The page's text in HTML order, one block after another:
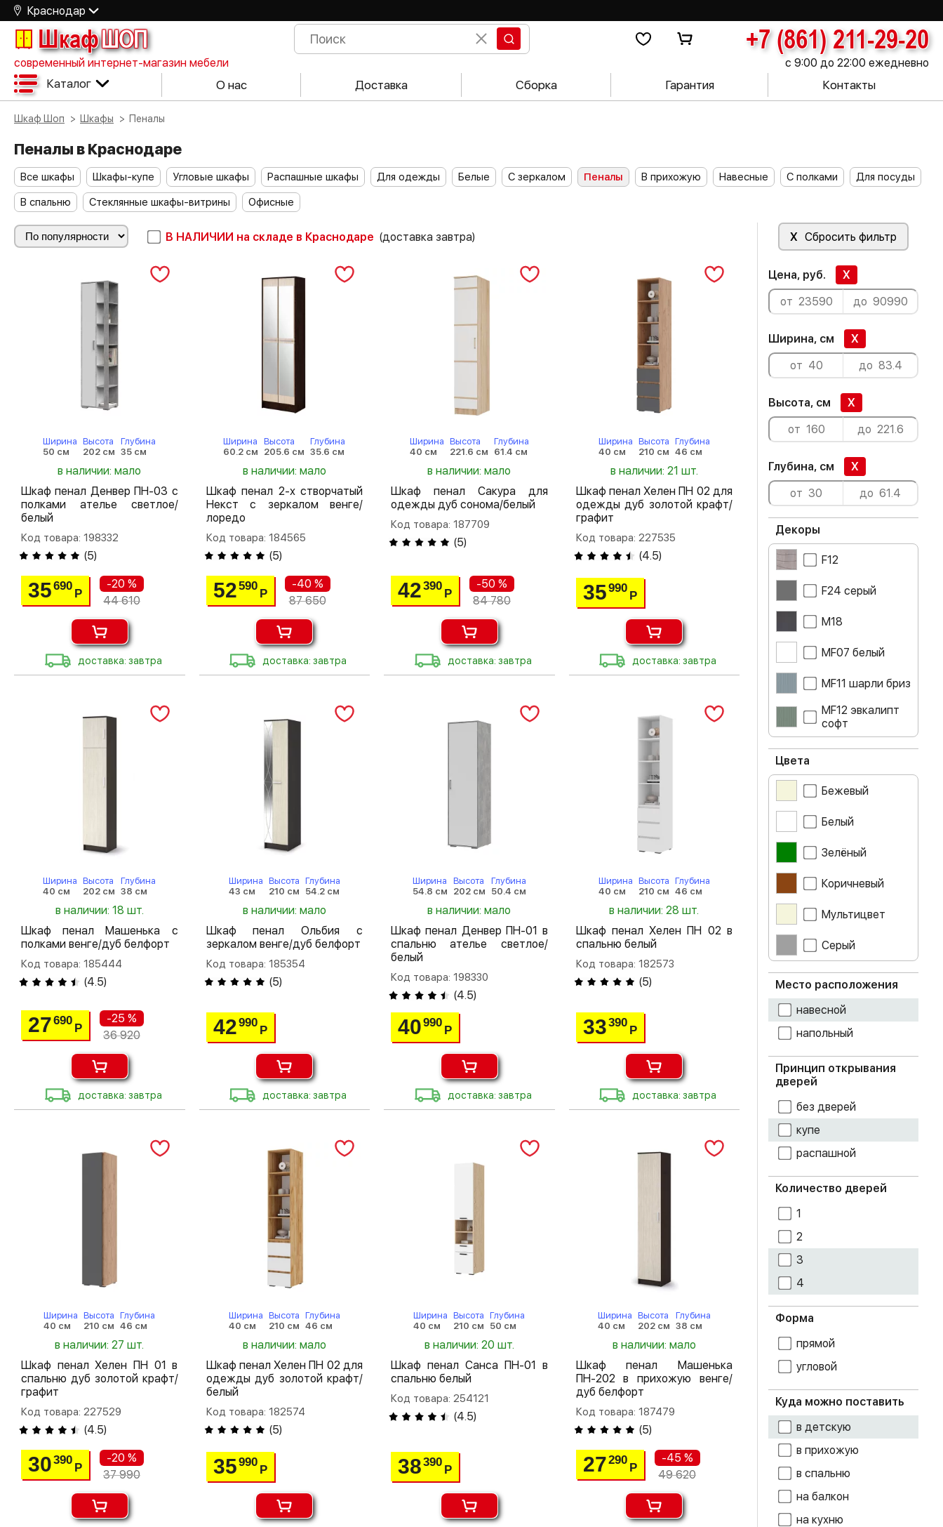
Краснодар
ШкафШОП +7 (861) 211-29-20
современный интернет-магазин мебели с 9:00 до 22:00 ежедневно
Каталог О нас Доставка Сборка Гарантия Контакты
Шкаф Шоп Шкафы Пеналы
Пеналы в Краснодаре
Все шкафы Шкафы-купе Угловые шкафы Распашные шкафы Для одежды Белые С зеркалом Пеналы В прихожую Навесные С полками
Для посуды
В спальню
Стеклянные шкафы-витрины Офисные
В НАЛИЧИИ на складе в Краснодаре (доставка завтра)
Ширина
50 см
Высота
202 см
Глубина
35 см
в наличии: мало
Шкаф пенал Денвер ПН-03 с
полками ателье светлое/
белый
Код товара: 198332
(5)
35690
Р
-20 %
44 610
доставка: завтра
Ширина
60.2 см
Высота
205.6 см
Глубина
35.6 см
в наличии: мало
Шкаф пенал 2-х створчатый
Некст с зеркалом венге/
лоредо
Код товара: 184565
(5)
52590
Р
-40 %
87 650
доставка: завтра
Ширина
40 см
Высота
221.6 см
Глубина
61.4 см
в наличии: мало
Шкаф пенал Сакура для
одежды дуб сонома/белый
Код товара: 187709
(5)
42390
Р
-50 %
84 780
доставка: завтра
Ширина
40 см
Высота
210 см
Глубина
46 см
в наличии: 21 шт.
Шкаф пенал Хелен ПН 02 для
одежды дуб золотой крафт/
графит
Код товара: 227535
(4.5)
35990
Р
доставка: завтра
Ширина
40 см
Высота
202 см
Глубина
38 см
в наличии: 18 шт.
Шкаф пенал Машенька с
полками венге/дуб белфорт
Код товара: 185444
(4.5)
27690
Р
-25 %
36 920
доставка: завтра
Ширина
43 см
Высота
210 см
Глубина
54.2 см
в наличии: мало
Шкаф пенал Ольбия с
зеркалом венге/дуб белфорт
Код товара: 185354
(5)
42990
Р
доставка: завтра
Ширина
54.8 см
Высота
202 см
Глубина
50.4 см
в наличии: мало
Шкаф пенал Денвер ПН-01 в
спальню ателье светлое/
белый
Код товара: 198330
(4.5)
40990
Р
доставка: завтра
Ширина
40 см
Высота
210 см
Глубина
46 см
в наличии: 28 шт.
Шкаф пенал Хелен ПН 02 в
спальню белый
Код товара: 182573
(5)
33390
Р
доставка: завтра
Ширина
40 см
Высота
210 см
Глубина
46 см
в наличии: 27 шт.
Шкаф пенал Хелен ПН 01 в
спальню дуб золотой крафт/
графит
Код товара: 227529
(4.5)
30390
Р
-20 %
37 990
Ширина
40 см
Высота
210 см
Глубина
46 см
в наличии: мало
Шкаф пенал Хелен ПН 02 для
одежды дуб золотой крафт/
белый
Код товара: 182574
(5)
35990
Р
Ширина
40 см
Высота
210 см
Глубина
50 см
в наличии: 20 шт.
Шкаф пенал Санса ПН-01 в
спальню белый
Код товара: 254121
(4.5)
38390
Р
Ширина
40 см
Высота
202 см
Глубина
38 см
в наличии: мало
Шкаф пенал Машенька
ПН-202 в прихожую венге/
дуб белфорт
Код товара: 187479
(5)
27290
Р
-45 %
49 620
X Сбросить фильтр
Цена, руб. X
Ширина, см X
Высота, см X
Глубина, см X
Декоры
F12
F24 серый
M18
MF07 белый
MF11 шарли бриз
MF12 эвкалипт
софт
MF14 муссон
айриш
ателье светлое
белый
белый глянец
бетон
венге
графит
дуб атланта
дуб беленый
дуб белфорт
дуб золотой
дуб крафт белый
лоредо
метрополитан
грей
Моно керамика
Цвета
Бежевый
Белый
Зелёный
Коричневый
Мультицвет
Серый
Место расположения
навесной
напольный
Принцип открывания
дверей
без дверей
купе
распашной
Количество дверей
1
2
3
4
Форма
прямой
угловой
Куда можно поставить
в детскую
в прихожую
в спальню
на балкон
на кухню